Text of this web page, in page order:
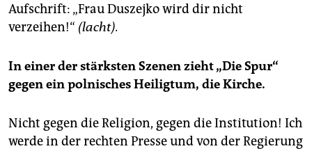
Aufschrift: „Frau Duszejko wird dir nicht
verzeihen!“ (lacht).
In einer der stärksten Szenen zieht „Die Spur“
gegen ein polnisches Heiligtum, die Kirche.
Nicht gegen die Religion, gegen die Institution! Ich
werde in der rechten Presse und von der Regierung